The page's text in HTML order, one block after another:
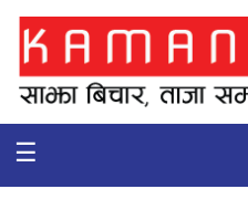
गृहपृष्ठ
समाचार
☰